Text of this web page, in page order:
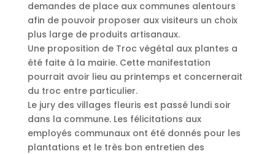
demandes de place aux communes alentours
afin de pouvoir proposer aux visiteurs un choix
plus large de produits artisanaux.
Une proposition de Troc végétal aux plantes a
été faite à la mairie. Cette manifestation
pourrait avoir lieu au printemps et concernerait
du troc entre particulier.
Le jury des villages fleuris est passé lundi soir
dans la commune. Les félicitations aux
employés communaux ont été donnés pour les
plantations et le très bon entretien des